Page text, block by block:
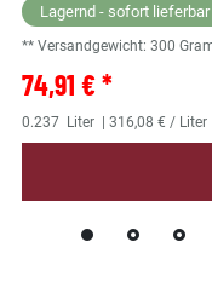
Lagernd - sofort lieferbar
** Versandgewicht: 300
74,91 € *
0.237 Liter | 316,08 € / Liter